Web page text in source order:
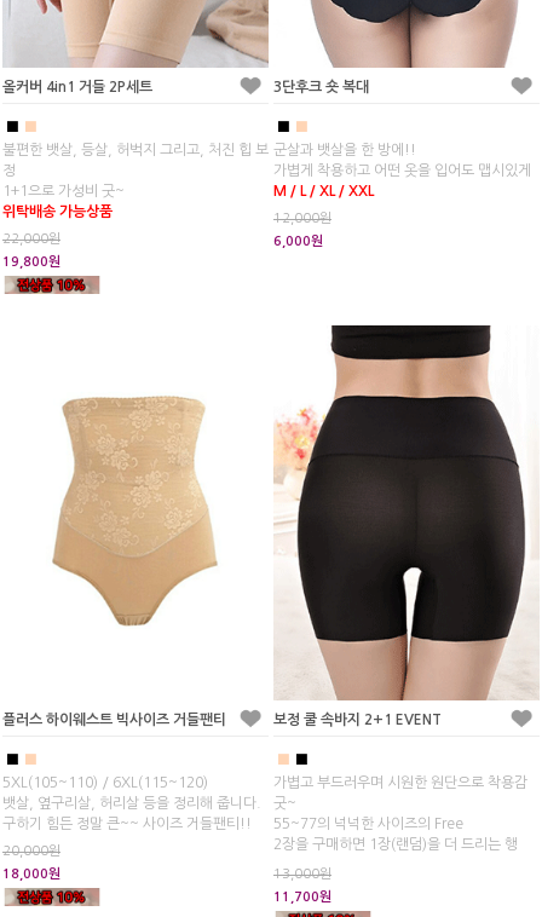
올커버 4in1 거들 2P세트
■
불편한 뱃살, 등살, 허벅지 그리고, 처진 힙 보
정
1+1으로 가성비 굿~
위탁배송 가능상품
22,000원
19,800원
3단후크 숏 복대
■
군살과 뱃살을 한 방에!!
가볍게 착용하고 어떤 옷을 입어도 맵시있게
M / L / XL / XXL
12,000원
6,000원
플러스 하이웨스트 빅사이즈 거들팬티
■ ■
5XL(105~110) / 6XL(115~120)
뱃살, 옆구리살, 허리살 등을 정리해 줍니다.
구하기 힘든 정말 큰~~ 사이즈 거들팬티!!
20,000원
18,000원
보정 쿨 속바지 2+1 EVENT
■ ■
가볍고 부드러우며 시원한 원단으로 착용감
굿~
55~77의 넉넉한 사이즈의 Free
2장을 구매하면 1장(랜덤)을 더 드리는 행
13,000원
11,700원